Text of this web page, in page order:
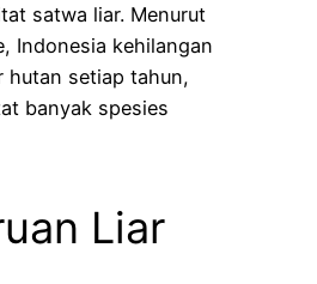
satwa liar. Menurut
Indonesia kehilangan
hutan setiap tahun,
banyak spesies
Liar